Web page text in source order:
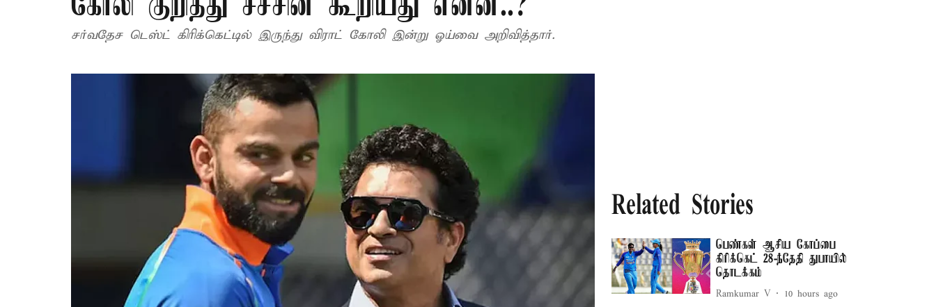
சர்வதேச டெஸ்ட் கிரிக்கெட்டில் இருந்து விராட் கோலி இன்று ஓய்வை அறிவித்தார்.
Related Stories
பெண்கள் ஆசிய கோப்பை
கிரிக்கெட் 28-ந்தேதி துபாயில்
தொடக்கம்
Ramkumar V 10 hours ago